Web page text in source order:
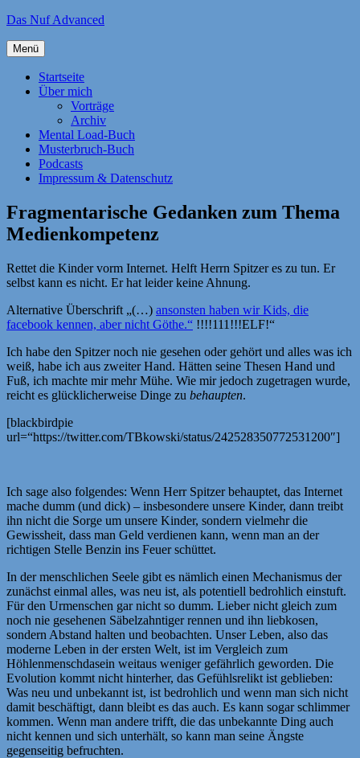
Zum
springen
Das Nuf Advanced
Menü
Startseite
Über mich
Vorträge
Archiv
Mental Load-Buch
Musterbruch-Buch
Podcasts
Impressum & Datenschutz
Fragmentarische Gedanken zum Thema
Medienkompetenz
Rettet die Kinder vorm Internet. Helft Herrn Spitzer es zu tun. Er
selbst kann es nicht. Er hat leider keine Ahnung.
Alternative Überschrift „(…) ansonsten haben wir Kids, die
facebook kennen, aber nicht Göthe.“ !!!!111!!!ELF!“
Ich habe den Spitzer noch nie gesehen oder gehört und alles was ich
weiß, habe ich aus zweiter Hand. Hätten seine Thesen Hand und
Fuß, ich machte mir mehr Mühe. Wie mir jedoch zugetragen wurde,
reicht es glücklicherweise Dinge zu behaupten.
[blackbirdpie
url=“https://twitter.com/TBkowski/status/242528350772531200″]
Ich sage also folgendes: Wenn Herr Spitzer behauptet, das Internet
mache dumm (und dick) – insbesondere unsere Kinder, dann treibt
ihn nicht die Sorge um unsere Kinder, sondern vielmehr die
Gewissheit, dass man Geld verdienen kann, wenn man an der
richtigen Stelle Benzin ins Feuer schüttet.
In der menschlichen Seele gibt es nämlich einen Mechanismus der
zunächst einmal alles, was neu ist, als potentiell bedrohlich einstuft.
Für den Urmenschen gar nicht so dumm. Lieber nicht gleich zum
noch nie gesehenen Säbelzahntiger rennen und ihn liebkosen,
sondern Abstand halten und beobachten. Unser Leben, also das
moderne Leben in der ersten Welt, ist im Vergleich zum
Höhlenmenschdasein weitaus weniger gefährlich geworden. Die
Evolution kommt nicht hinterher, das Gefühlsrelikt ist geblieben:
Was neu und unbekannt ist, ist bedrohlich und wenn man sich nicht
damit beschäftigt, dann bleibt es das auch. Es kann sogar schlimmer
kommen. Wenn man andere trifft, die das unbekannte Ding auch
nicht kennen und sich unterhält, so kann man seine Ängste
gegenseitig befruchten.